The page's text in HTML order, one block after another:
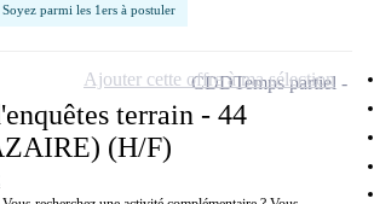
Soyez parmi les 1ers à postuler
terrain - 44
(H/F)
CDDTemps partiel
Ajouter cette offre à ma sélection